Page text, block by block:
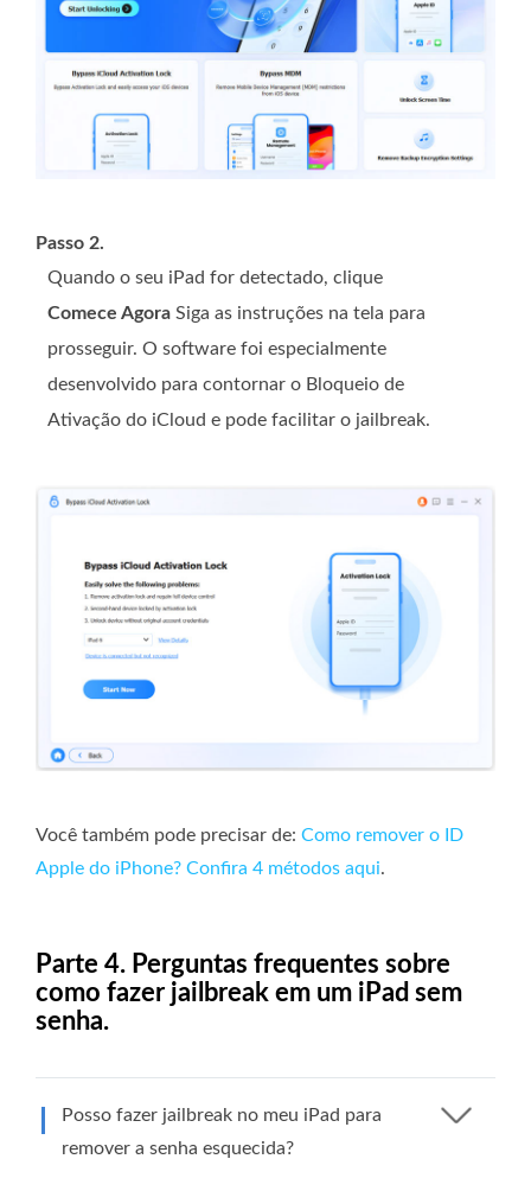
Passo 2.
Quando o seu iPad for detectado, clique
Comece Agora Siga as instruções na tela para
prosseguir. O software foi especialmente
desenvolvido para contornar o Bloqueio de
Ativação do iCloud e pode facilitar o jailbreak.
Você também pode precisar de: Como remover o ID
Apple do iPhone? Confira 4 métodos aqui.
Parte 4. Perguntas frequentes sobre
como fazer jailbreak em um iPad sem
senha.
Posso fazer jailbreak no meu iPad para
remover a senha esquecida?